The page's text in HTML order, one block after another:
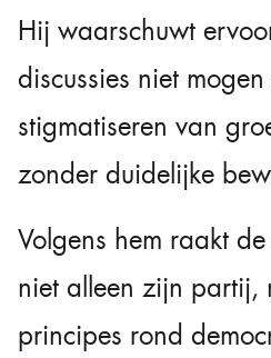
Hij waarschuwt
discussies niet
stigmatiseren van
zonder duidelijke
Volgens hem raakt
niet alleen zijn partij,
principes rond